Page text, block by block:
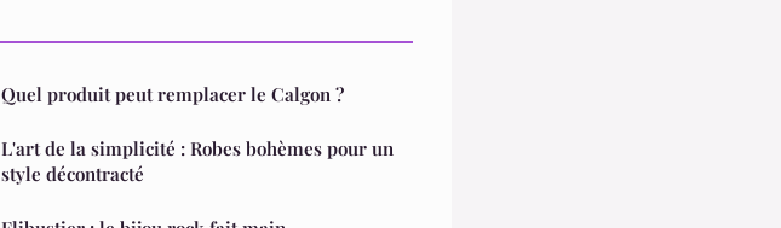
Quel produit peut remplacer le Calgon ?
L'art de la simplicité : Robes bohèmes pour un
style décontracté